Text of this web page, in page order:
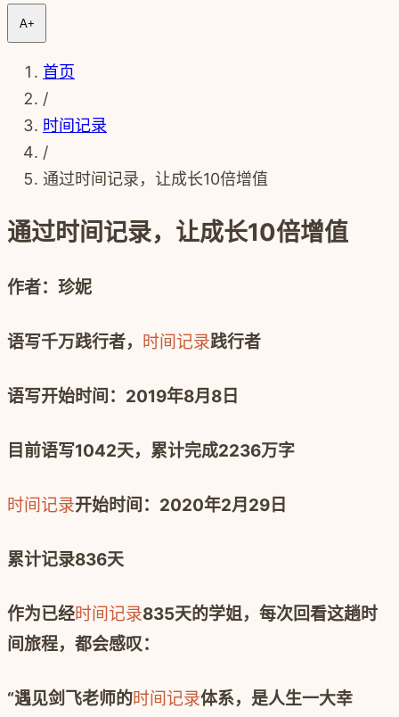
A+
首页
/
时间记录
/
通过时间记录，让成长10倍增值
通过时间记录，让成长10倍增值
作者：珍妮
语写千万践行者， 时间记录践行者
语写开始时间： 2019年8月 8 日
目前语写1042天，累计完成2236万字
时间记录开始时间： 2020年2月 29 日
累计记录836天
作为已经时间记录835天的学姐，每次回看这趟时
间旅程，都会感叹：
“遇见剑飞老师的时间记录体系，是人生一大幸